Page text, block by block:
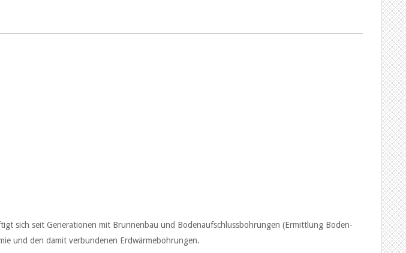
sich seit Generationen mit Brunnenbau und Bodenaufschlussbohrungen (Ermittlung Boden-
und den damit verbundenen Erdwärmebohrungen.